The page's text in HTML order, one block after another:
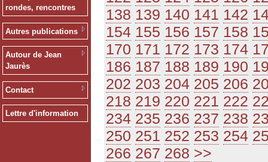
rondes, rencontres
Autres publications
Autour de Jean
Jaurès
Contact
Lettre d'information
138 139 140 141 142
154 155 156 157 158
170 171 172 173 174
186 187 188 189 190
202 203 204 205 206
218 219 220 221 222
234 235 236 237 238
250 251 252 253 254
266 267 268 >>